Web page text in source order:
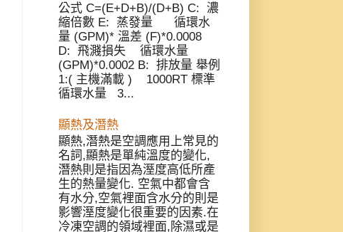
公式 C=(E+D+B)/(D+B) C: 濃
縮倍數 E: 蒸發量 循環水
量 (GPM)* 溫差 (F)*0.0008
D: 飛濺損失 循環水量
(GPM)*0.0002 B: 排放量 舉例
1:( 主機滿載 ) 1000RT 標準
循環水量 3...
顯熱及潛熱
顯熱,潛熱是空調應用上常見的
名詞,顯熱是單純溫度的變化,
潛熱則是指因為溼度高低所產
生的熱量變化. 空氣中都會含
有水分,空氣裡面含水分的則是
影響溼度變化很重要的因素.在
冷凍空調的領域裡面,除濕或是